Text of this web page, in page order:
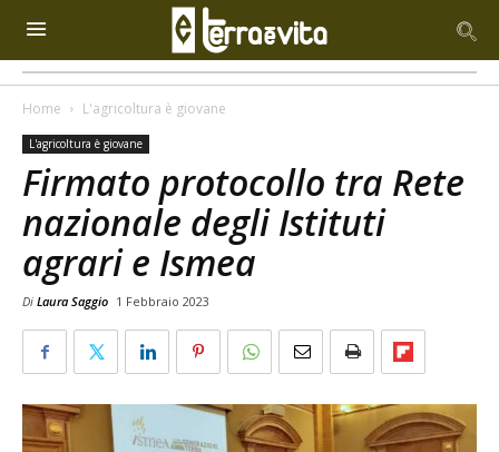
Home L'agricoltura è giovane
L'agricoltura è giovane
Firmato protocollo tra Rete
nazionale degli Istituti
agrari e Ismea
Di Laura Saggio 1 Febbraio 2023